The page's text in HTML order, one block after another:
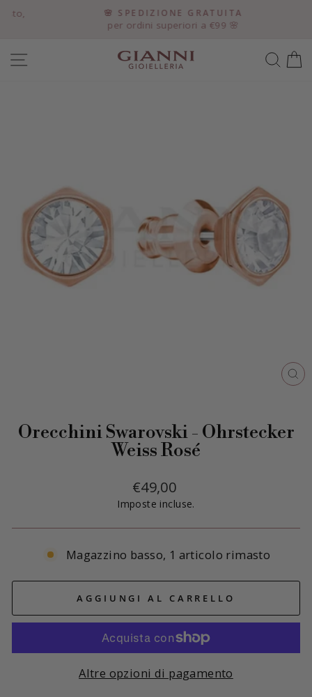
Vai
direttamente
contenuti
Metti
pausa
🌸 SPEDIZIONE GRATUITA
per ordini superiori a €99 🌸
NAVIGAZIONE DEL SITO
Orecchini Swarovski - Ohrstecker
Weiss Rosé
Prezzo
di
€49,00
Imposte incluse.
Magazzino basso, 1 articolo rimasto
AGGIUNGI AL CARRELLO
Altre opzioni di pagamento